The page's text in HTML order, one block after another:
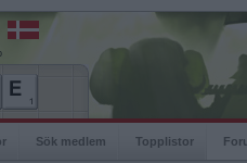
Sök medlem Topplistor